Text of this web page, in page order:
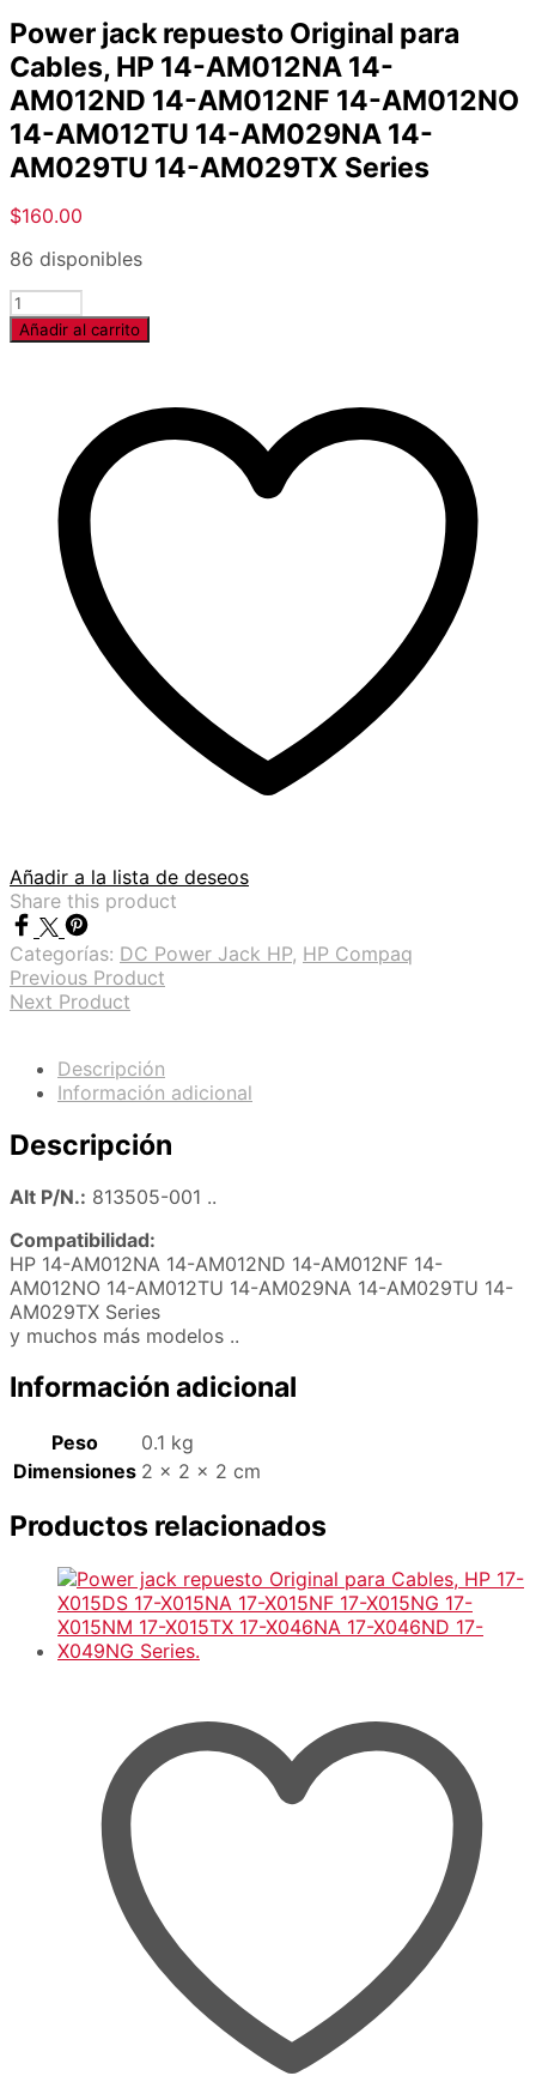
Power jack repuesto Original para
Cables, HP 14-AM012NA 14-
AM012ND 14-AM012NF 14-AM012NO
14-AM012TU 14-AM029NA 14-
AM029TU 14-AM029TX Series
$160.00
86 disponibles
Cantidad
Añadir al carrito
Añadir a la lista de deseos
Share this product
Categorías: DC Power Jack HP, HP Compaq
Previous Product
Next Product
Descripción
Información adicional
Descripción
Alt P/N.: 813505-001 ..
Compatibilidad:
HP 14-AM012NA 14-AM012ND 14-AM012NF 14-
AM012NO 14-AM012TU 14-AM029NA 14-AM029TU 14-
AM029TX Series
y muchos más modelos ..
Información adicional
Peso
0.1 kg
Dimensiones 2 × 2 × 2 cm
Productos relacionados